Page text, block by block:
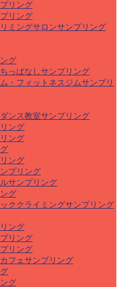
リング
リング
ミングサロンサンプリング
グ
っぱなしサンプリング
・フィットネスジムサンプリ
ンス教室サンプリング
ング
ング
ング
プリング
サンプリング
グ
ククライミングサンプリング
ング
リング
リング
フェサンプリング
グ